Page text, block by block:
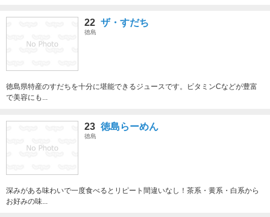
22 ザ・すだち
徳島
徳島県特産のすだちを十分に堪能できるジュースです。ビタミンCなどが豊富
で美容にも...
23 徳島らーめん
徳島
深みがある味わいで一度食べるとリピート間違いなし！茶系・黄系・白系から
お好みの味...